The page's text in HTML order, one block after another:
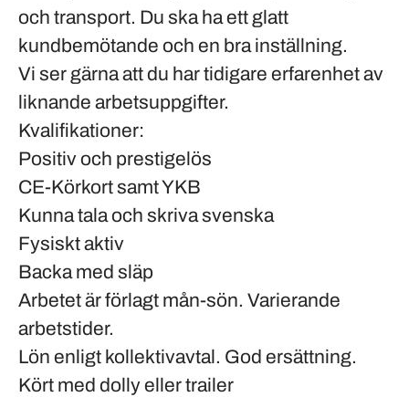
och transport. Du ska ha ett glatt
kundbemötande och en bra inställning.
Vi ser gärna att du har tidigare erfarenhet av
liknande arbetsuppgifter.
Kvalifikationer:
Positiv och prestigelös
CE-Körkort samt YKB
Kunna tala och skriva svenska
Fysiskt aktiv
Backa med släp
Arbetet är förlagt mån-sön. Varierande
arbetstider.
Lön enligt kollektivavtal. God ersättning.
Kört med dolly eller trailer